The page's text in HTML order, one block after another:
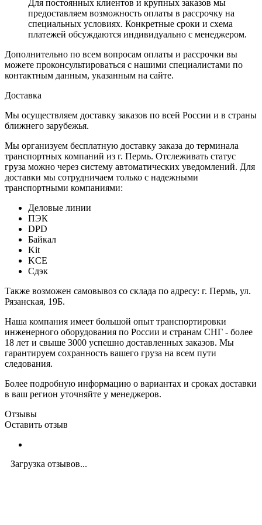
Для постоянных клиентов и крупных заказов мы
предоставляем возможность оплаты в рассрочку на
специальных условиях. Конкретные сроки и схема
платежей обсуждаются индивидуально с менеджером.
Дополнительно по всем вопросам оплаты и рассрочки вы
можете проконсультироваться с нашими специалистами по
контактным данным, указанным на сайте.
Доставка
Мы осуществляем доставку заказов по всей России и в страны
ближнего зарубежья.
Мы организуем бесплатную доставку заказа до терминала
транспортных компаний из г. Пермь. Отслеживать статус
груза можно через систему автоматических уведомлений. Для
доставки мы сотрудничаем только с надежными
транспортными компаниями:
Деловые линии
ПЭК
DPD
Байкал
Kit
KCE
Сдэк
Также возможен самовывоз со склада по адресу: г. Пермь, ул.
Рязанская, 19Б.
Наша компания имеет большой опыт транспортировки
инженерного оборудования по России и странам СНГ - более
18 лет и свыше 3000 успешно доставленных заказов. Мы
гарантируем сохранность вашего груза на всем пути
следования.
Более подробную информацию о вариантах и сроках доставки
в ваш регион уточняйте у менеджеров.
Отзывы
Оставить отзыв
Загрузка отзывов...